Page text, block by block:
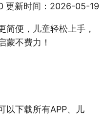
更新时间：2026-05-19
简便，儿童轻松上手，
蒙不费力！
以下载所有APP、儿